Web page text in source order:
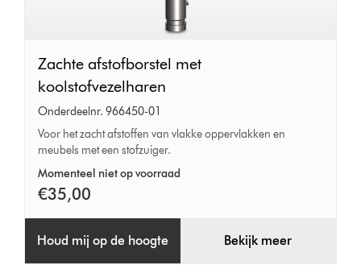
Zachte
afstofborstel
met
koolstofvezelharen
Zachte afstofborstel met
koolstofvezelharen
Onderdeelnr. 966450-01
Voor het zacht afstoffen van vlakke oppervlakken en
meubels met een stofzuiger.
Momenteel niet op voorraad
€35,00
Houd mij op de hoogte Bekijk meer